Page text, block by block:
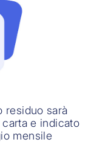
residuo sarà
e indicato
mensile